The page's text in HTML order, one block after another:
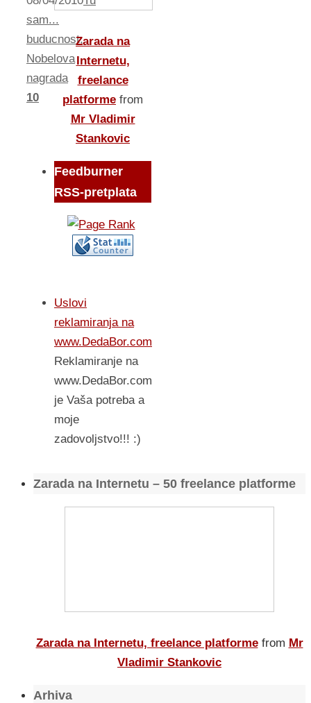
sam...
buducnost,
Nobelova
nagrada
10
Zarada na
Internetu,
freelance
platforme from
Mr Vladimir
Stankovic
Feedburner
RSS-pretplata
Uslovi
reklamiranja na
www.DedaBor.com
Reklamiranje na
www.DedaBor.com
je Vaša potreba a
moje
zadovoljstvo!!! :)
Zarada na Internetu – 50 freelance platforme
Zarada na Internetu, freelance platforme from Mr
Vladimir Stankovic
Arhiva